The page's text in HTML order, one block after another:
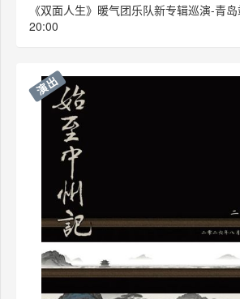
《双面人生》暖气团乐队新专辑巡演-青
20:00
演出